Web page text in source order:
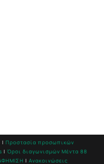
| Προστασία προσωπικών
| Όροι διαγωνισμών Mέντα 88
| Ανακοινώσεις